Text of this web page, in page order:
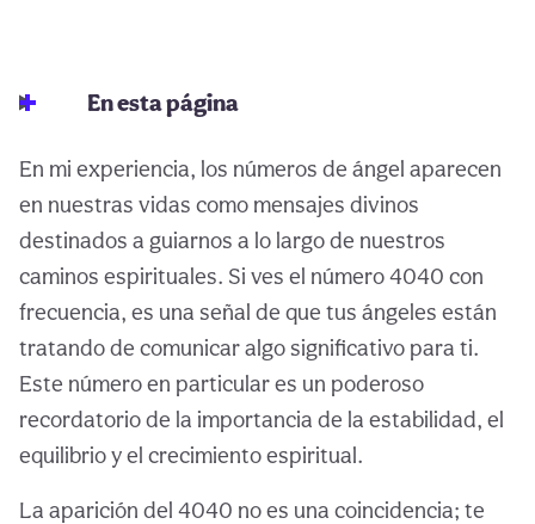
En esta página
En mi experiencia, los números de ángel aparecen
en nuestras vidas como mensajes divinos
destinados a guiarnos a lo largo de nuestros
caminos espirituales. Si ves el número 4040 con
frecuencia, es una señal de que tus ángeles están
tratando de comunicar algo significativo para ti.
Este número en particular es un poderoso
recordatorio de la importancia de la estabilidad, el
equilibrio y el crecimiento espiritual.
La aparición del 4040 no es una coincidencia; te